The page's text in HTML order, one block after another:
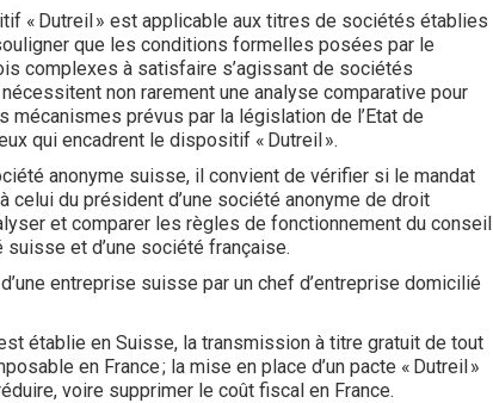
« Dutreil » est applicable aux titres de sociétés établies
que les conditions formelles posées par le
complexes à satisfaire s’agissant de sociétés
non rarement une analyse comparative pour
mécanismes prévus par la législation de l’Etat de
qui encadrent le dispositif « Dutreil ».
anonyme suisse, il convient de vérifier si le mandat
celui du président d’une société anonyme de droit
et comparer les règles de fonctionnement du conseil
suisse et d’une société française.
entreprise suisse par un chef d’entreprise domicilié
établie en Suisse, la transmission à titre gratuit de tout
en France ; la mise en place d’un pacte « Dutreil »
voire supprimer le coût fiscal en France.